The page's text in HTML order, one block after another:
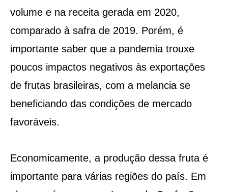
volume e na receita gerada em 2020,
comparado à safra de 2019. Porém, é
importante saber que a pandemia trouxe
poucos impactos negativos às exportações
de frutas brasileiras, com a melancia se
beneficiando das condições de mercado
favoráveis.
Economicamente, a produção dessa fruta é
importante para várias regiões do país. Em